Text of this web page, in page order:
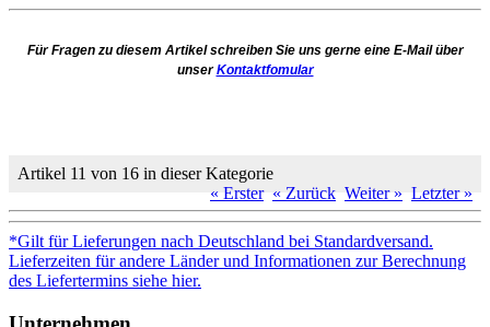
Für Fragen zu diesem Artikel schreiben Sie uns gerne eine E-Mail über
unserKontaktfomular
Artikel 11 von 16 in dieser Kategorie
« Erster « Zurück Weiter » Letzter »
*Gilt für Lieferungen nach Deutschland bei Standardversand.
Lieferzeiten für andere Länder und Informationen zur Berechnung
des Liefertermins siehe hier.